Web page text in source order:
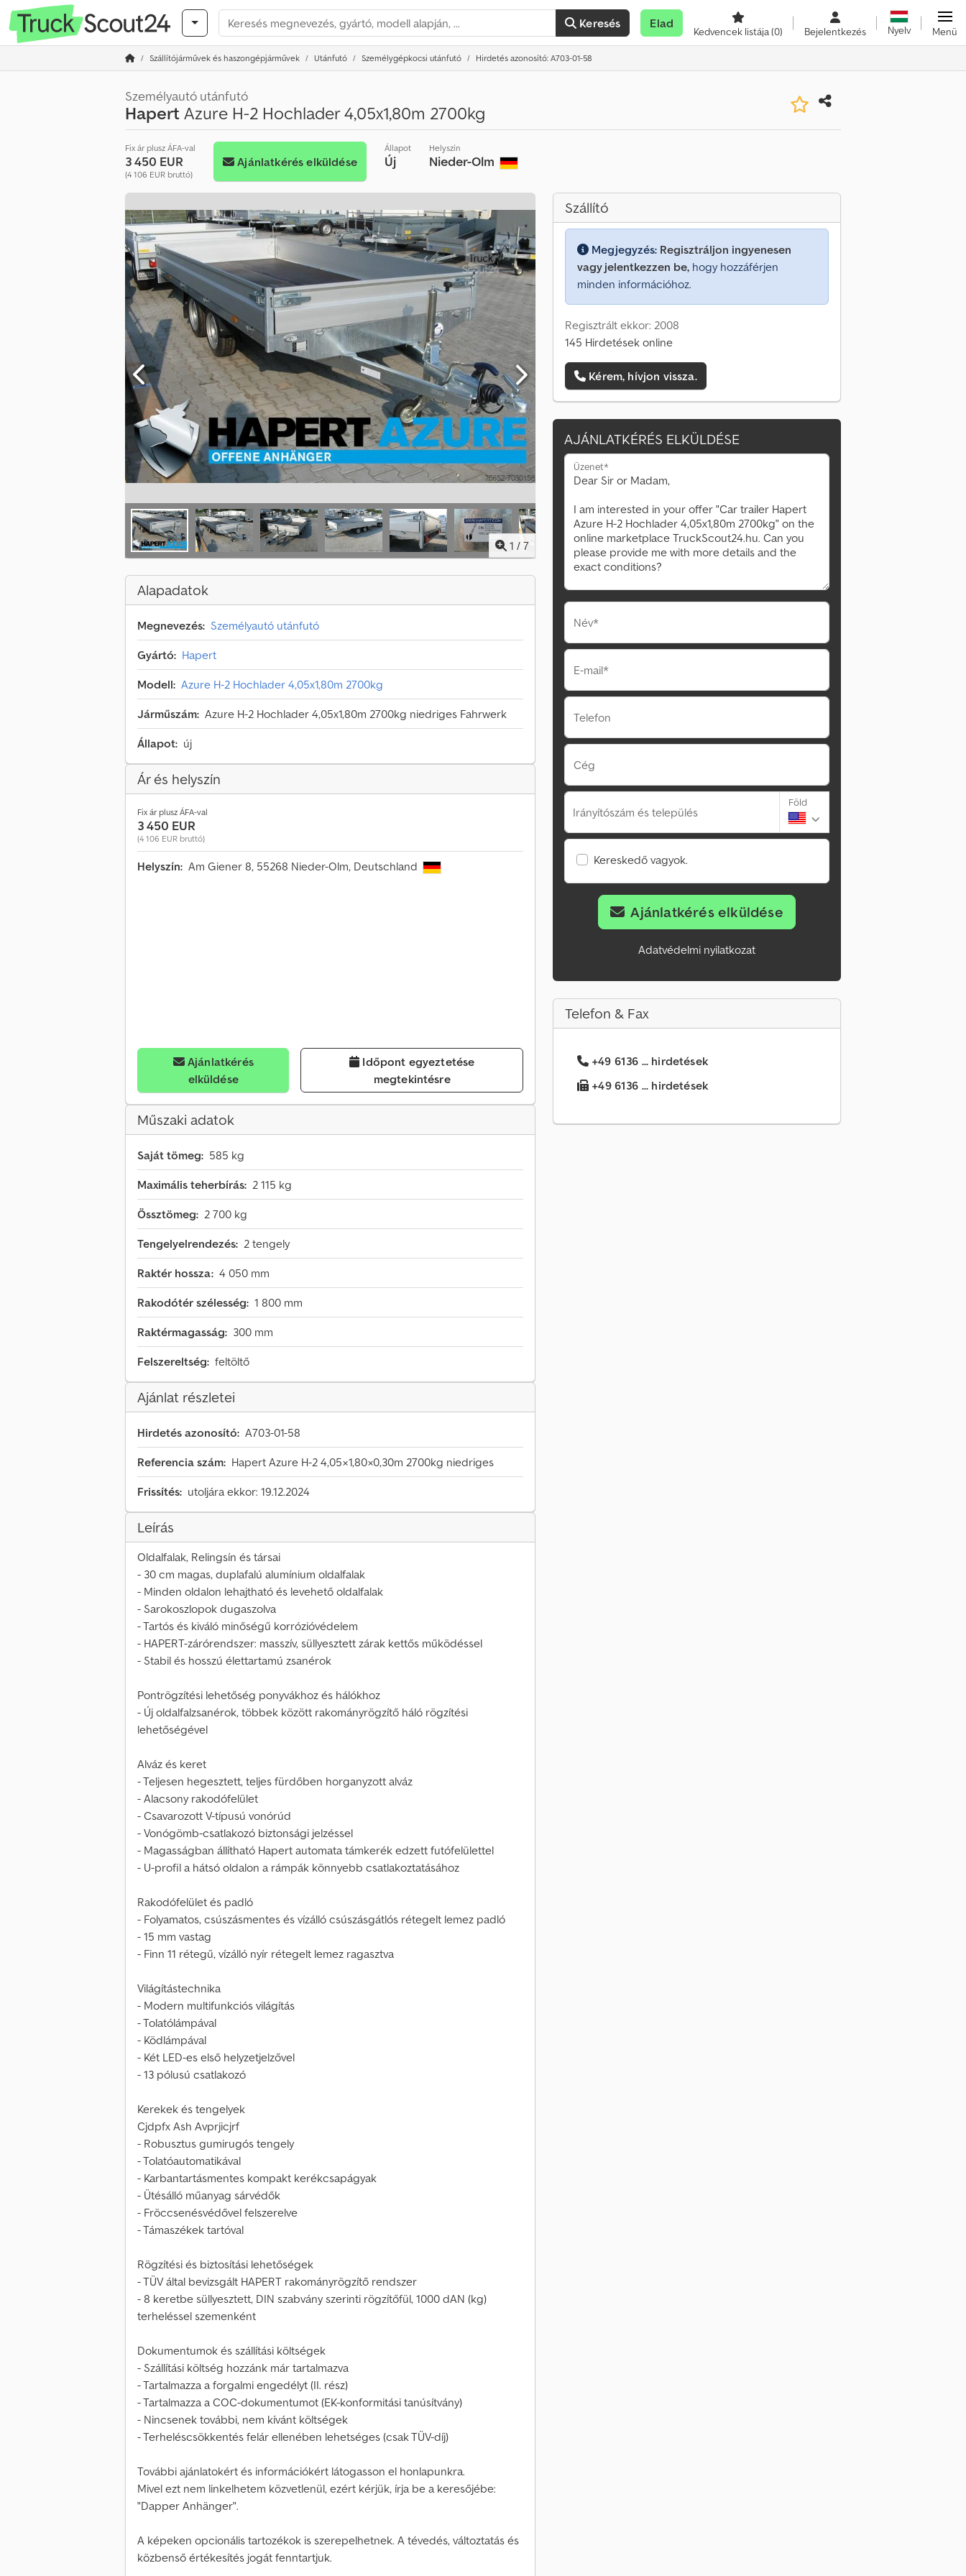
Keresés Elad
Kedvencek listája(0) Bejelentkezés Nyelv Menü
Szállítójárművek és haszongépjárművek Utánfutó Személygépkocsi utánfutó Hirdetés azonosító: A703-01-58
Személyautó utánfutó
HapertAzure H-2 Hochlader 4,05x1,80m 2700kg
Fix ár plusz ÁFA-val
3 450 EUR
(4 106 EUR bruttó)
Ajánlatkérés elküldése
Állapot
Új
Helyszín
Nieder-Olm
1 / 7
Alapadatok
Megnevezés: Személyautó utánfutó
Gyártó: Hapert
Modell: Azure H-2 Hochlader 4,05x1,80m 2700kg
Járműszám: Azure H-2 Hochlader 4,05x1,80m 2700kg niedriges Fahrwerk
Állapot: új
Ár és helyszín
Fix ár plusz ÁFA-val
3 450 EUR
(4 106 EUR bruttó)
Helyszín: Am Giener 8, 55268 Nieder-Olm, Deutschland
Ajánlatkérés
elküldése
megtekintésre
Műszaki adatok
Saját tömeg: 585 kg
Maximális teherbírás: 2 115 kg
Össztömeg: 2 700 kg
Tengelyelrendezés: 2 tengely
Raktér hossza: 4 050 mm
Rakodótér szélesség: 1 800 mm
Raktérmagasság: 300 mm
Felszereltség: feltöltő
Ajánlat részletei
Hirdetés azonosító: A703-01-58
Referencia szám: Hapert Azure H-2 4,05×1,80×0,30m 2700kg niedriges
Frissítés: utoljára ekkor: 19.12.2024
Leírás
Oldalfalak, Relingsín és társai
- 30 cm magas, duplafalú alumínium oldalfalak
- Minden oldalon lehajtható és levehető oldalfalak
- Sarokoszlopok dugaszolva
- Tartós és kiváló minőségű korrózióvédelem
- HAPERT-zárórendszer: masszív, süllyesztett zárak kettős működéssel
- Stabil és hosszú élettartamú zsanérok
Pontrögzítési lehetőség ponyvákhoz és hálókhoz
- Új oldalfalzsanérok, többek között rakományrögzítő háló rögzítési
lehetőségével
Alváz és keret
- Teljesen hegesztett, teljes fürdőben horganyzott alváz
- Alacsony rakodófelület
- Csavarozott V-típusú vonórúd
- Vonógömb-csatlakozó biztonsági jelzéssel
- Magasságban állítható Hapert automata támkerék edzett futófelülettel
- U-profil a hátsó oldalon a rámpák könnyebb csatlakoztatásához
Rakodófelület és padló
- Folyamatos, csúszásmentes és vízálló csúszásgátlós rétegelt lemez padló
- 15 mm vastag
- Finn 11 rétegű, vízálló nyír rétegelt lemez ragasztva
Világítástechnika
- Modern multifunkciós világítás
- Tolatólámpával
- Ködlámpával
- Két LED-es első helyzetjelzővel
- 13 pólusú csatlakozó
Kerekek és tengelyek
Cjdpfx Ash Avprjicjrf
- Robusztus gumirugós tengely
- Tolatóautomatikával
- Karbantartásmentes kompakt kerékcsapágyak
- Ütésálló műanyag sárvédők
- Fröccsenésvédővel felszerelve
- Támaszékek tartóval
Rögzítési és biztosítási lehetőségek
- TÜV által bevizsgált HAPERT rakományrögzítő rendszer
- 8 keretbe süllyesztett, DIN szabvány szerinti rögzítőfül, 1000 dAN (kg)
terheléssel szemenként
Dokumentumok és szállítási költségek
- Szállítási költség hozzánk már tartalmazva
- Tartalmazza a forgalmi engedélyt (II. rész)
- Tartalmazza a COC-dokumentumot (EK-konformitási tanúsítvány)
- Nincsenek további, nem kívánt költségek
- Terheléscsökkentés felár ellenében lehetséges (csak TÜV-díj)
További ajánlatokért és információkért látogasson el honlapunkra.
Mivel ezt nem linkelhetem közvetlenül, ezért kérjük, írja be a keresőjébe:
"Dapper Anhänger".
A képeken opcionális tartozékok is szerepelhetnek. A tévedés, változtatás és
közbenső értékesítés jogát fenntartjuk.
Szállító
Megjegyzés: Regisztráljon ingyenesen
vagy jelentkezzen be, hogy hozzáférjen
minden információhoz.
Regisztrált ekkor: 2008
145 Hirdetések online
Kérem, hívjon vissza.
AJÁNLATKÉRÉS ELKÜLDÉSE
Üzenet*
Név*
E-mail*
Telefon
Cég
Irányítószám és település
Föld
Kereskedő vagyok.
Ajánlatkérés elküldése
Adatvédelmi nyilatkozat
Telefon & Fax
+49 6136 ... hirdetések
+49 6136 ... hirdetések